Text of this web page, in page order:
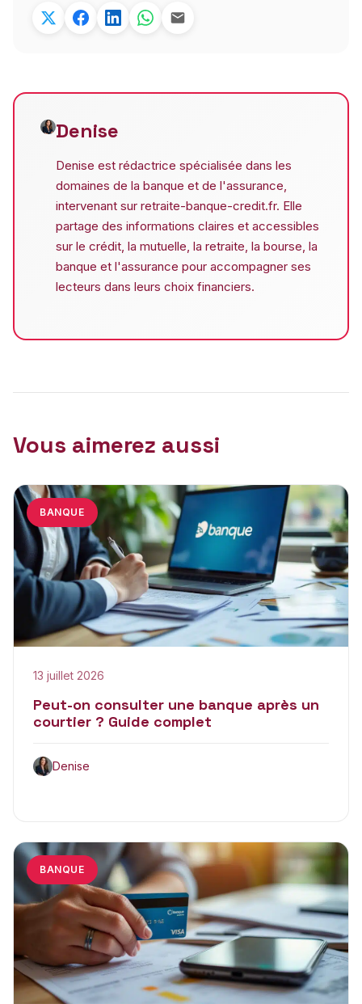
Denise
Denise est rédactrice spécialisée dans les
domaines de la banque et de l'assurance,
intervenant sur retraite-banque-credit.fr. Elle
partage des informations claires et accessibles
sur le crédit, la mutuelle, la retraite, la bourse, la
banque et l'assurance pour accompagner ses
lecteurs dans leurs choix financiers.
Vous aimerez aussi
BANQUE
13 juillet 2026
Peut-on consulter une banque après un
courtier ? Guide complet
Denise
BANQUE